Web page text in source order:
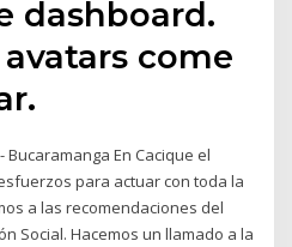
dashboard.
come
Bucaramanga En Cacique el
para actuar con toda la
a las recomendaciones del
Social. Hacemos un llamado a la